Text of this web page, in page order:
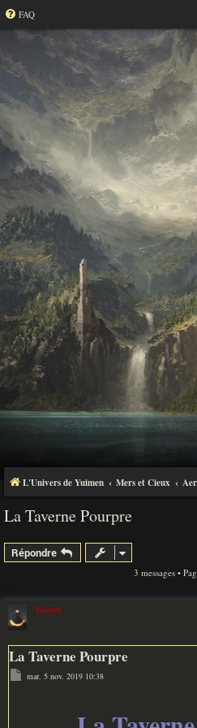
FAQ
L'Univers de Yuimen Mers et Cieux
La Taverne Pourpre
Répondre
3 messages •
Yuimen
La Taverne Pourpre
M
e
mar. 5 nov. 2019 10:38